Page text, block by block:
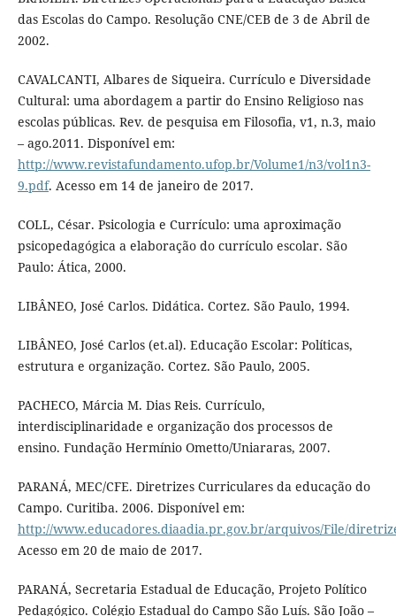
das Escolas do Campo. Resolução CNE/CEB de 3 de Abril de
2002.
CAVALCANTI, Albares de Siqueira. Currículo e Diversidade
Cultural: uma abordagem a partir do Ensino Religioso nas
escolas públicas. Rev. de pesquisa em Filosofia, v1, n.3, maio
– ago.2011. Disponível em:
http://www.revistafundamento.ufop.br/Volume1/n3/vol1n3-
9.pdf. Acesso em 14 de janeiro de 2017.
COLL, César. Psicologia e Currículo: uma aproximação
psicopedagógica a elaboração do currículo escolar. São
Paulo: Ática, 2000.
LIBÂNEO, José Carlos. Didática. Cortez. São Paulo, 1994.
LIBÂNEO, José Carlos (et.al). Educação Escolar: Políticas,
estrutura e organização. Cortez. São Paulo, 2005.
PACHECO, Márcia M. Dias Reis. Currículo,
interdisciplinaridade e organização dos processos de
ensino. Fundação Hermínio Ometto/Uniararas, 2007.
PARANÁ, MEC/CFE. Diretrizes Curriculares da educação do
Campo. Curitiba. 2006. Disponível em:
http://www.educadores.diaadia.pr.gov.br/arquivos/File/
Acesso em 20 de maio de 2017.
PARANÁ, Secretaria Estadual de Educação, Projeto Político
Pedagógico. Colégio Estadual do Campo São Luís. São João –